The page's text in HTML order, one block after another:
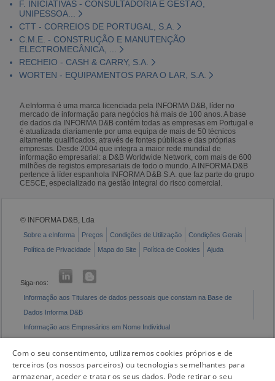
F. INICIATIVAS - CONSULTADORIA E GESTÃO,
UNIPESSOA...
CTT - CORREIOS DE PORTUGAL, S.A.
C.M.E. - CONSTRUÇÃO E MANUTENÇÃO
ELECTROMECÂNICA, ...
RECHEIO - CASH & CARRY, S.A.
WORTEN - EQUIPAMENTOS PARA O LAR, S.A.
A eInforma é uma marca licenciada pela INFORMA D&B, líder no
mercado de informação para negócios há mais de 100 anos. A base
de dados da INFORMA D&B contém todas as empresas em Portugal e
é atualizada diariamente por uma equipa de mais de 50 técnicos
altamente qualificados, através de fontes públicas e das próprias
empresas. Desde 2004 que integra a maior rede mundial de
informação empresarial: a D&B Worldwide Network, com mais de 600
milhões de registos empresariais de todo o mundo. A INFORMA D&B
pertence à líder espanhola INFORMA D&B S.A. que faz parte do grupo
CESCE, especializado na gestão integral do risco comercial.
© INFORMA D&B, Lda
Sobre a eInforma Preços Condições de Utilização
Condições Gerais
Política de Privacidade
Mapa do Site Política de Cookies Ajuda
Siga-nos:
Informação aos Titulares de dados pessoais que constam na Base de
Dados Informa D&B
Informação aos Empresários em Nome Individual
Com o seu consentimento, utilizaremos cookies próprios e de
terceiros (os nossos parceiros) ou tecnologias semelhantes para
armazenar, aceder e tratar os seus dados. Pode retirar o seu